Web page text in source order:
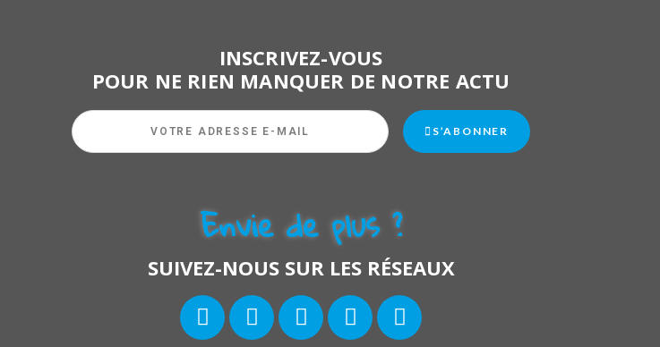
INSCRIVEZ-VOUS
POUR NE RIEN MANQUER DE NOTRE ACTU
S’ABONNER
Envie de plus ?
SUIVEZ-NOUS SUR LES RÉSEAUX